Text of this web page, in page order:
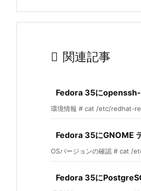
 関連記事
Fedora 35に
環境情報 # cat /etc/redhat-
Fedora 35にGNOME
OSバージョンの確認 # cat /
Fedora 35に